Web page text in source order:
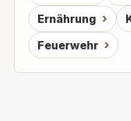
Ernährung
Feuerwehr